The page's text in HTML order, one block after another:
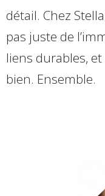
détail. Chez
pas juste de
liens durables,
bien. Ensemble.